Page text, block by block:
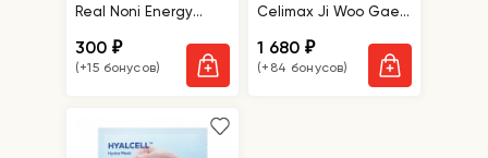
Real Noni Energy
300₽
(+15 бонусов)
Celimax Ji Woo Gae
Peelind Pad
1 680₽
(+84 бонусов)